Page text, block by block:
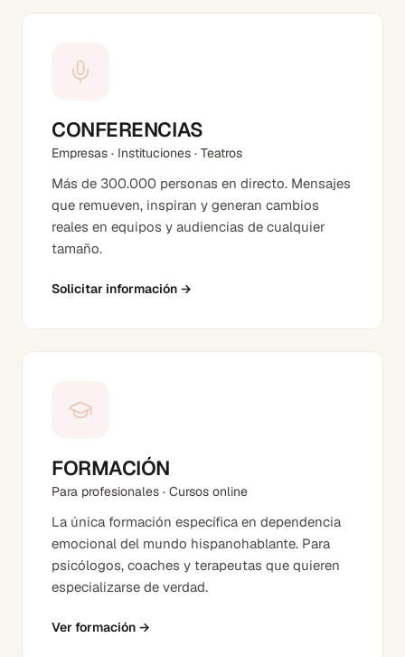
CONFERENCIAS
Empresas · Instituciones · Teatros
Más de 300.000 personas en directo. Mensajes
que remueven, inspiran y generan cambios
reales en equipos y audiencias de cualquier
tamaño.
Solicitar información →
FORMACIÓN
Para profesionales · Cursos online
La única formación específica en dependencia
emocional del mundo hispanohablante. Para
psicólogos, coaches y terapeutas que quieren
especializarse de verdad.
Ver formación →